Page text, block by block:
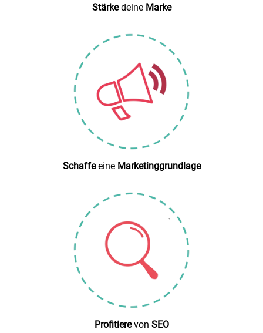
Stärkedeine Marke
SchaffeeineMarketinggrundlage
Profitierevon SEO